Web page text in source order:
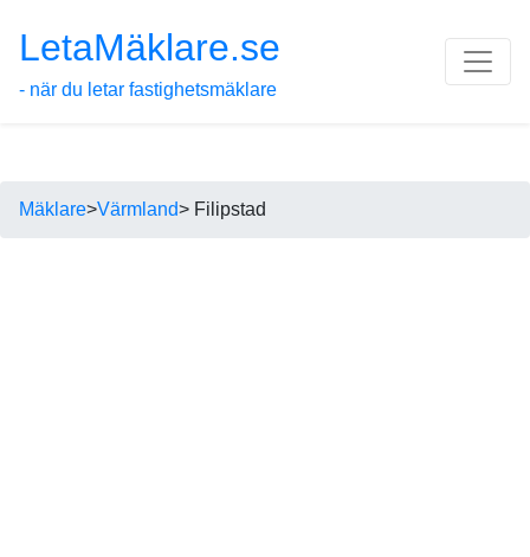
LetaMäklare.se
- när du letar fastighetsmäklare
Mäklare>Värmland> Filipstad